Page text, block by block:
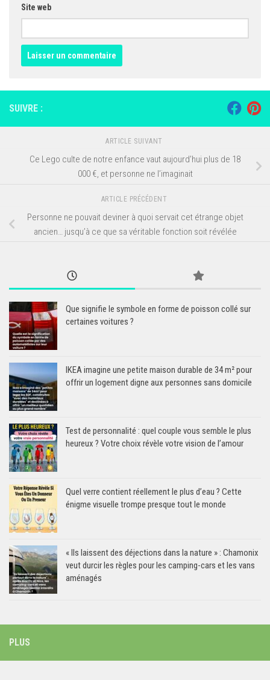
Site web
SUIVRE :
ARTICLE SUIVANT
Ce Lego culte de notre enfance vaut aujourd’hui plus de 18
000 €, et personne ne l’imaginait
ARTICLE PRÉCÉDENT
Personne ne pouvait deviner à quoi servait cet étrange objet
ancien… jusqu’à ce que sa véritable fonction soit révélée
Que signifie le symbole en forme de poisson collé sur
certaines voitures ?
IKEA imagine une petite maison durable de 34 m² pour
offrir un logement digne aux personnes sans domicile
Test de personnalité : quel couple vous semble le plus
heureux ? Votre choix révèle votre vision de l’amour
Quel verre contient réellement le plus d’eau ? Cette
énigme visuelle trompe presque tout le monde
« Ils laissent des déjections dans la nature » : Chamonix
veut durcir les règles pour les camping-cars et les vans
aménagés
PLUS